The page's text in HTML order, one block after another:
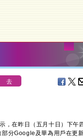
在昨日（五月十日）下午
分Google及華為用戶在更